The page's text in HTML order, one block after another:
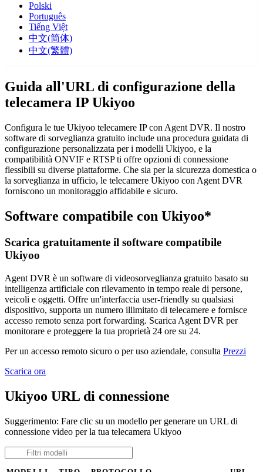
Polski
Português
Tiếng Việt
中文(简体)
中文(繁體)
Guida all'URL di configurazione della
telecamera IP Ukiyoo
Configura le tue Ukiyoo telecamere IP con Agent DVR. Il nostro
software di sorveglianza gratuito include una procedura guidata di
configurazione personalizzata per i modelli Ukiyoo, e la
compatibilità ONVIF e RTSP ti offre opzioni di connessione
flessibili su diverse piattaforme. Che sia per la sicurezza domestica o
la sorveglianza in ufficio, le telecamere Ukiyoo con Agent DVR
forniscono un monitoraggio affidabile e sicuro.
Software compatibile con Ukiyoo*
Scarica gratuitamente il software compatibile
Ukiyoo
Agent DVR è un software di videosorveglianza gratuito basato su
intelligenza artificiale con rilevamento in tempo reale di persone,
veicoli e oggetti. Offre un'interfaccia user-friendly su qualsiasi
dispositivo, supporta un numero illimitato di telecamere e fornisce
accesso remoto senza port forwarding. Scarica Agent DVR per
monitorare e proteggere la tua proprietà 24 ore su 24.
Per un accesso remoto sicuro o per uso aziendale, consulta Prezzi
Scarica ora
Ukiyoo URL di connessione
Suggerimento: Fare clic su un modello per generare un URL di
connessione video per la tua telecamera Ukiyoo